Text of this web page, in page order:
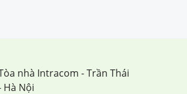
nhà Intracom - Trần Thái
Hà Nội